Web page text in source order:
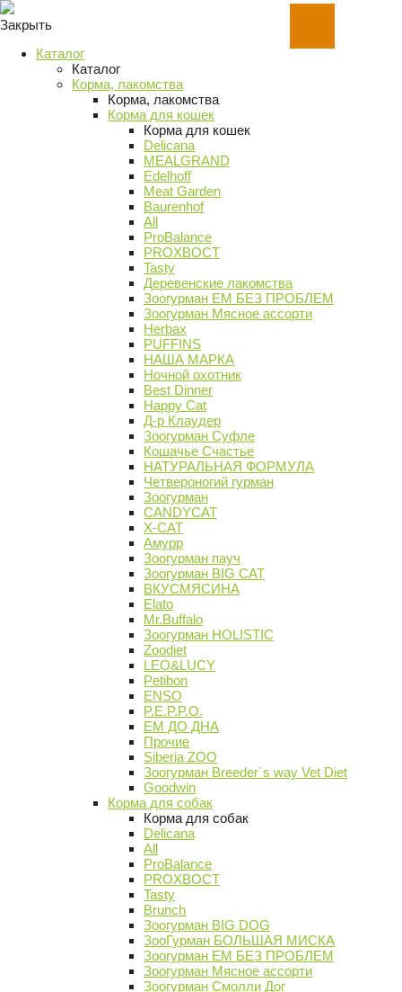
Закрыть
Каталог
Каталог
Корма, лакомства
Корма, лакомства
Корма для кошек
Корма для кошек
Delicana
MEALGRAND
Edelhoff
Meat Garden
Baurenhof
All
ProBalance
PROХВОСТ
Tasty
Деревенские лакомства
Зоогурман ЕМ БЕЗ ПРОБЛЕМ
Зоогурман Мясное ассорти
Herbax
PUFFINS
НАША МАРКА
Ночной охотник
Best Dinner
Happy Cat
Д-р Клаудер
Зоогурман Суфле
Кошачье Счастье
НАТУРАЛЬНАЯ ФОРМУЛА
Четвероногий гурман
Зоогурман
CANDYCAT
X-CAT
Амурр
Зоогурман пауч
Зоогурман BIG CAT
ВКУСМЯСИНА
Elato
Mr.Buffalo
Зоогурман HOLISTIC
Zoodiet
LEO&LUCY
Petibon
ENSO
P.E.P.P.O.
ЕМ ДО ДНА
Прочие
Siberia ZOO
Зоогурман Breeder`s way Vet Diet
Goodwin
Корма для собак
Корма для собак
Delicana
All
ProBalance
PROХВОСТ
Tasty
Brunch
Зоогурман BIG DOG
ЗооГурман БОЛЬШАЯ МИСКА
Зоогурман ЕМ БЕЗ ПРОБЛЕМ
Зоогурман Мясное ассорти
Зоогурман Смолли Дог